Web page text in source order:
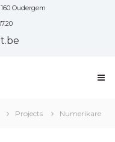
Oudergem
Projects Numerikare